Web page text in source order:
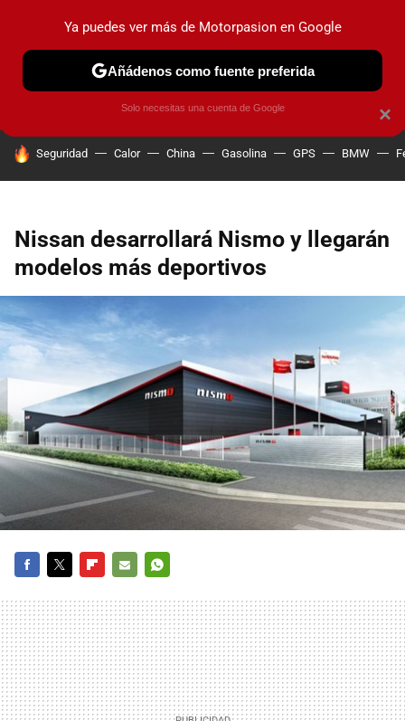
PRUEBAS COCHES ELÉCTRICOS OBSERVATORIO
HOY SE HABLA DE
Seguridad Calor China Gasolina GPS BMW
Nissan desarrollará Nismo y llegarán
modelos más deportivos
MAIL
×
Ya puedes ver más de Motorpasion en Google
Añádenos como fuente preferida
Solo necesitas una cuenta de Google